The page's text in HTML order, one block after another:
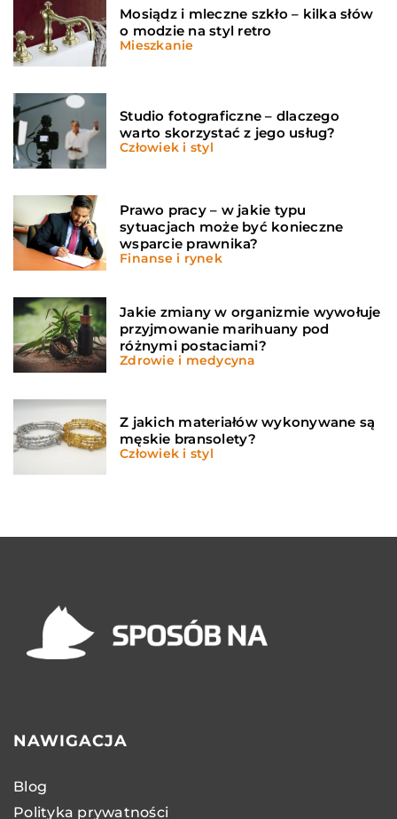
Mosiądz i mleczne szkło – kilka słów
o modzie na styl retro
Mieszkanie
Studio fotograficzne – dlaczego
warto skorzystać z jego usług?
Człowiek i styl
Prawo pracy – w jakie typu
sytuacjach może być konieczne
wsparcie prawnika?
Finanse i rynek
Jakie zmiany w organizmie wywołuje
przyjmowanie marihuany pod
różnymi postaciami?
Zdrowie i medycyna
Z jakich materiałów wykonywane są
męskie bransolety?
Człowiek i styl
NAWIGACJA
Blog
Polityka prywatności